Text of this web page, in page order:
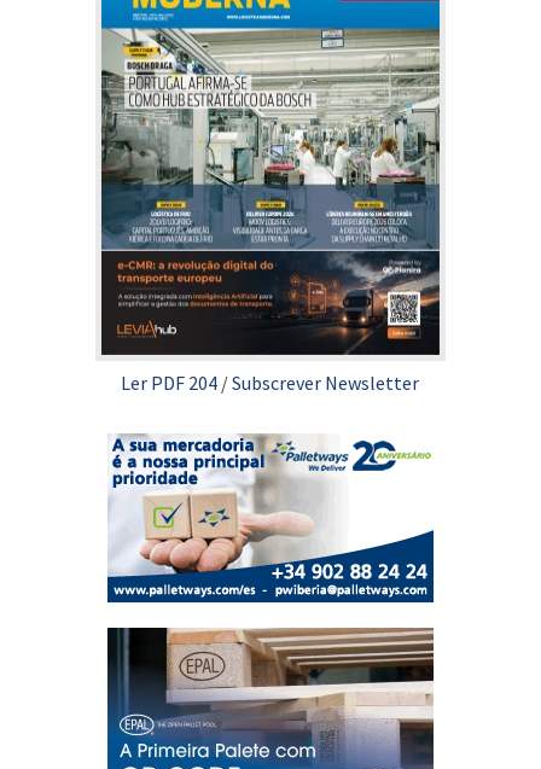
Ler PDF 204 /Subscrever Newsletter